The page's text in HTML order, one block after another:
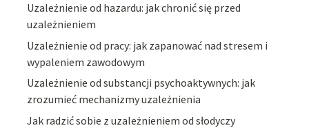
Uzależnienie od hazardu: jak chronić się przed
uzależnieniem
Uzależnienie od pracy: jak zapanować nad stresem i
wypaleniem zawodowym
Uzależnienie od substancji psychoaktywnych: jak
zrozumieć mechanizmy uzależnienia
Jak radzić sobie z uzależnieniem od słodyczy